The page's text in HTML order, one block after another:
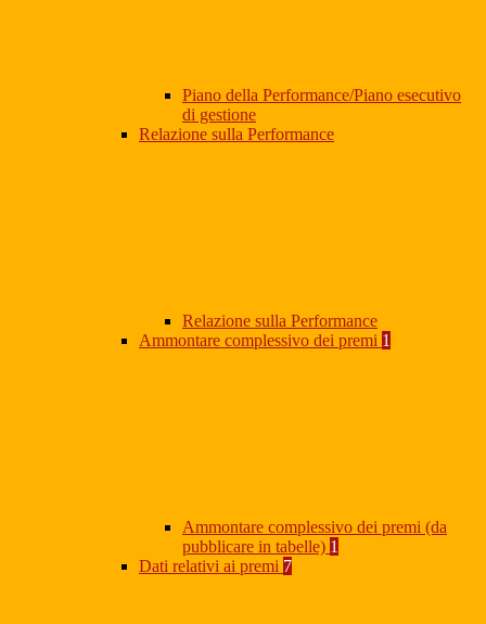
Piano della Performance/Piano esecutivo
di gestione
Relazione sulla Performance
Relazione sulla Performance
Ammontare complessivo dei premi 1
Ammontare complessivo dei premi (da
pubblicare in tabelle) 1
Dati relativi ai premi 7